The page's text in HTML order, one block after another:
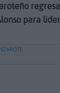
para